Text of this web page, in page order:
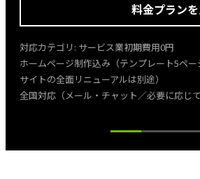
料金プラン
対応カテゴリ: サービス業初期費用0円
ホームページ制作込み（テンプレート5ペ
サイトの全面リニューアルは別途）
全国対応（メール・チャット／必要に応じ